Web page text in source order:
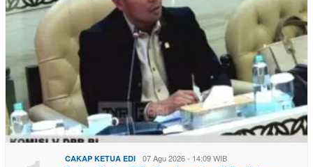
CAKAP KETUA EDI 07 Agu 2026 - 14:09 WIB